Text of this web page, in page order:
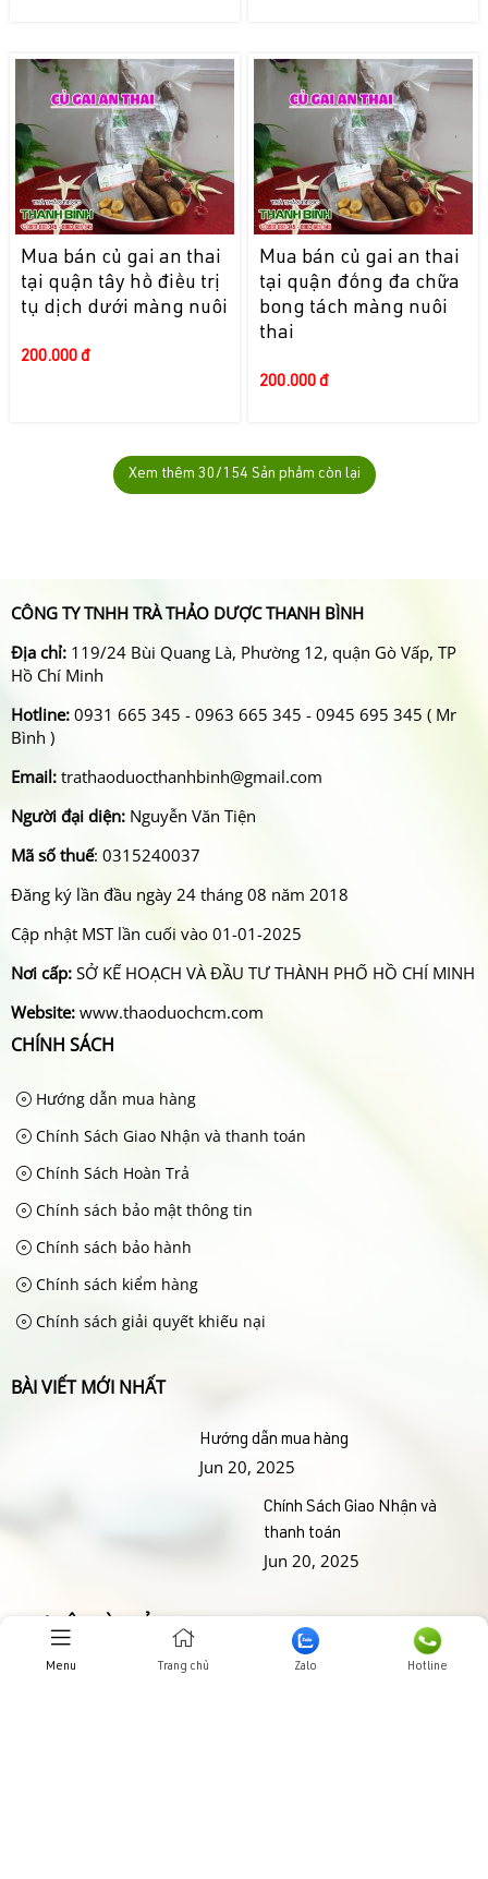
Mua bán củ gai an thai
tại quận tây hồ điều trị
tụ dịch dưới màng nuôi
200.000 đ
Mua bán củ gai an thai
tại quận đống đa chữa
bong tách màng nuôi
thai
200.000 đ
Xem thêm 30/154 Sản phẩm còn lại
CÔNG TY TNHH TRÀ THẢO DƯỢC THANH BÌNH
Địa chỉ: 119/24 Bùi Quang Là, Phường 12, quận Gò Vấp, TP
Hồ Chí Minh
Hotline: 0931 665 345 - 0963 665 345 - 0945 695 345 ( Mr
Bình )
Email: trathaoduocthanhbinh@gmail.com
Người đại diện: Nguyễn Văn Tiện
Mã số thuế: 0315240037
Đăng ký lần đầu ngày 24 tháng 08 năm 2018
Cập nhật MST lần cuối vào 01-01-2025
Nơi cấp: SỞ KẾ HOẠCH VÀ ĐẦU TƯ THÀNH PHỐ HỒ CHÍ MINH
Website: www.thaoduochcm.com
CHÍNH SÁCH
Hướng dẫn mua hàng
Chính Sách Giao Nhận và thanh toán
Chính Sách Hoàn Trả
Chính sách bảo mật thông tin
Chính sách bảo hành
Chính sách kiểm hàng
Chính sách giải quyết khiếu nại
BÀI VIẾT MỚI NHẤT
Hướng dẫn mua hàng
Jun 20, 2025
Chính Sách Giao Nhận và
thanh toán
Jun 20, 2025
THƯ VIỆN HÌNH ẢNHH
Menu Trang chủ Zalo Hotline